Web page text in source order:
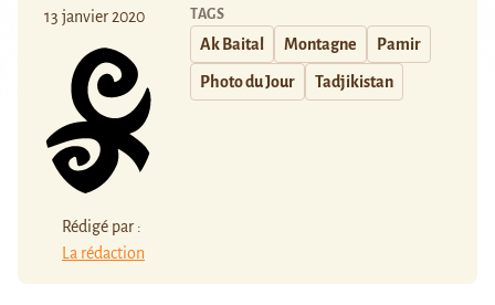
13 janvier 2020
Rédigé par :
La rédaction
TAGS
Ak Baital Montagne Pamir
Photo du Jour Tadjikistan